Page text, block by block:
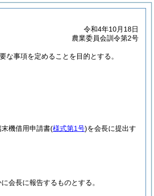
令和4年10月18日
農業委員会訓令第2号
な事項を定めることを目的とする。
機借用申請書(様式第1号)を会長に提出す
会長に報告するものとする。